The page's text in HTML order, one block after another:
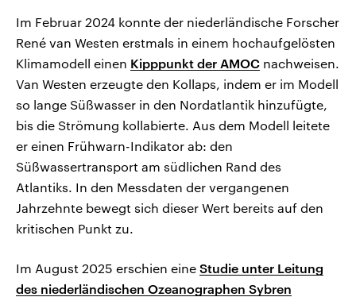
Im Februar 2024 konnte der niederländische Forscher
René van Westen erstmals in einem hochaufgelösten
Klimamodell einen Kipppunkt der AMOC nachweisen.
Van Westen erzeugte den Kollaps, indem er im Modell
so lange Süßwasser in den Nordatlantik hinzufügte,
bis die Strömung kollabierte. Aus dem Modell leitete
er einen Frühwarn-Indikator ab: den
Süßwassertransport am südlichen Rand des
Atlantiks. In den Messdaten der vergangenen
Jahrzehnte bewegt sich dieser Wert bereits auf den
kritischen Punkt zu.
Im August 2025 erschien eine Studie unter Leitung
des niederländischen Ozeanographen Sybren